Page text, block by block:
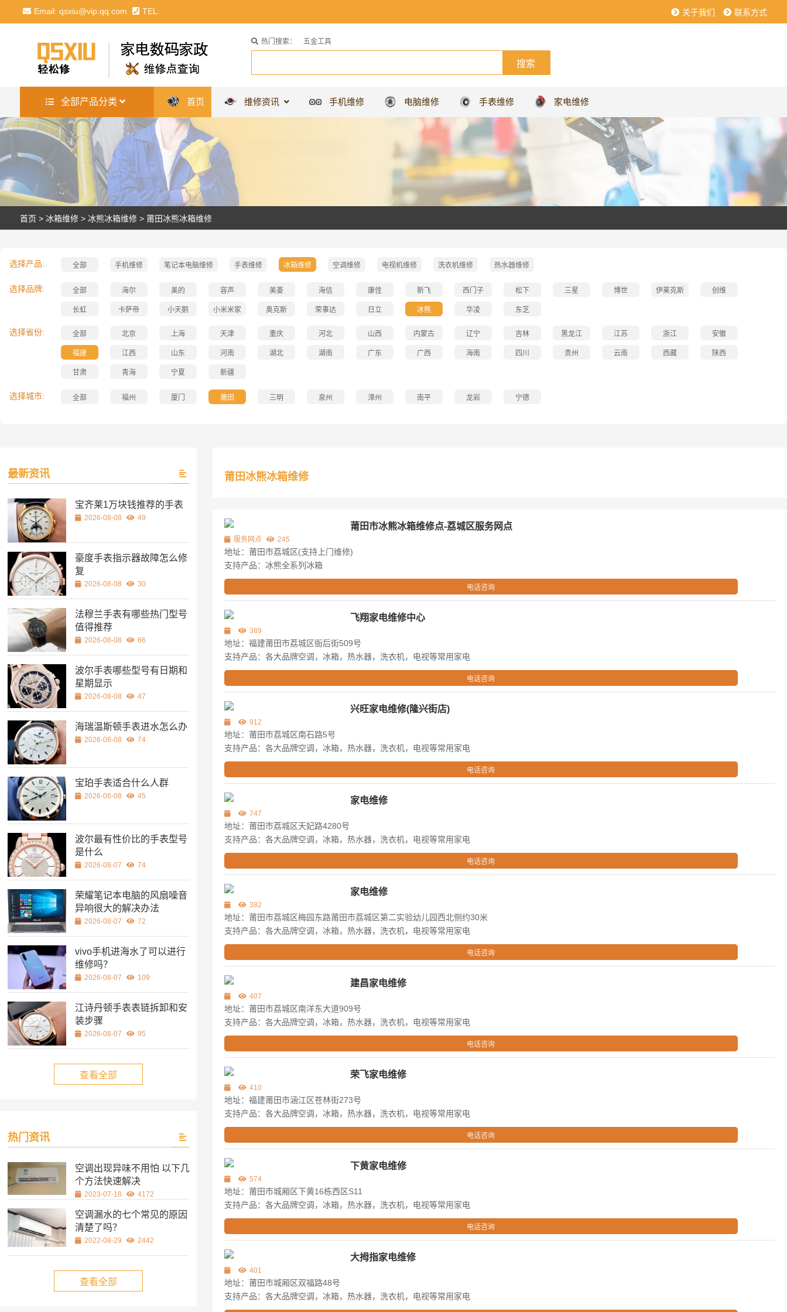
Email: qsxiu@vip.qq.com TEL: 关于我们 联系方式
热门搜索： 五金工具
全部产品分类 首页 维修资讯 手机维修 电脑维修 手表维修 家电维修
首页 > 冰箱维修> 冰熊冰箱维修> 莆田冰熊冰箱维修
选择产品: 全部 手机维修 笔记本电脑维修 手表维修 冰箱维修 空调维修 电视机维修 洗衣机维修 热水器维修
选择品牌: 全部 海尔 美的 容声 美菱 海信 康佳 新飞 西门子 松下 三星 博世 伊莱克斯 创维
长虹 卡萨帝 小天鹅 小米米家 奥克斯 荣事达 日立 冰熊 华凌 东芝
选择省份: 全部 北京 上海 天津 重庆 河北 山西 内蒙古 辽宁 吉林 黑龙江 江苏 浙江 安徽
福建 江西 山东 河南 湖北 湖南 广东 广西 海南 四川 贵州 云南 西藏 陕西
甘肃 青海 宁夏 新疆
选择城市: 全部 福州 厦门 莆田 三明 泉州 漳州 南平 龙岩 宁德
莆田冰熊冰箱维修
莆田市冰熊冰箱维修点-荔城区服务网点
服务网点 245
地址：莆田市荔城区(支持上门维修)
支持产品：冰熊全系列冰箱
电话咨询
飞翔家电维修中心
389
地址：福建莆田市荔城区衙后街509号
支持产品：各大品牌空调，冰箱，热水器，洗衣机，电视等常用家电
电话咨询
兴旺家电维修(隆兴街店)
912
地址：莆田市荔城区南石路5号
支持产品：各大品牌空调，冰箱，热水器，洗衣机，电视等常用家电
电话咨询
家电维修
747
地址：莆田市荔城区天妃路4280号
支持产品：各大品牌空调，冰箱，热水器，洗衣机，电视等常用家电
电话咨询
家电维修
382
地址：莆田市荔城区梅园东路莆田市荔城区第二实验幼儿园西北侧约30米
支持产品：各大品牌空调，冰箱，热水器，洗衣机，电视等常用家电
电话咨询
建昌家电维修
407
地址：莆田市荔城区南洋东大道909号
支持产品：各大品牌空调，冰箱，热水器，洗衣机，电视等常用家电
电话咨询
荣飞家电维修
410
地址：福建莆田市涵江区苍林街273号
支持产品：各大品牌空调，冰箱，热水器，洗衣机，电视等常用家电
电话咨询
下黄家电维修
574
地址：莆田市城厢区下黄16栋西区S11
支持产品：各大品牌空调，冰箱，热水器，洗衣机，电视等常用家电
电话咨询
大拇指家电维修
401
地址：莆田市城厢区双福路48号
支持产品：各大品牌空调，冰箱，热水器，洗衣机，电视等常用家电
最新资讯
宝齐莱1万块钱推荐的手表
2026-08-08 49
豪度手表指示器故障怎么修
复
2026-08-08 30
法穆兰手表有哪些热门型号
值得推荐
2026-08-08 66
波尔手表哪些型号有日期和
星期显示
2026-08-08 47
海瑞温斯顿手表进水怎么办
2026-08-08 74
宝珀手表适合什么人群
2026-08-08 45
波尔最有性价比的手表型号
是什么
2026-08-07 74
荣耀笔记本电脑的风扇噪音
异响很大的解决办法
2026-08-07 72
vivo手机进海水了可以进行
维修吗？
2026-08-07 109
江诗丹顿手表表链拆卸和安
装步骤
2026-08-07 95
查看全部
热门资讯
空调出现异味不用怕 以下几
个方法快速解决
2023-07-18 4172
空调漏水的七个常见的原因
清楚了吗？
2022-08-29 2442
查看全部